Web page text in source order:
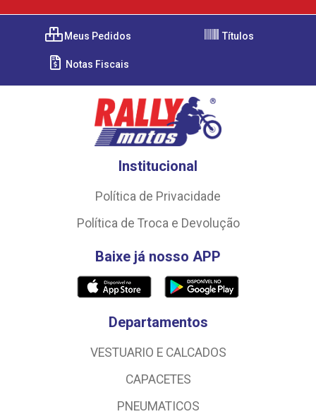
Meus Pedidos Títulos
Notas Fiscais
Institucional
Política de Privacidade
Política de Troca e Devolução
Baixe já nosso APP
Departamentos
VESTUARIO E CALCADOS
CAPACETES
PNEUMATICOS